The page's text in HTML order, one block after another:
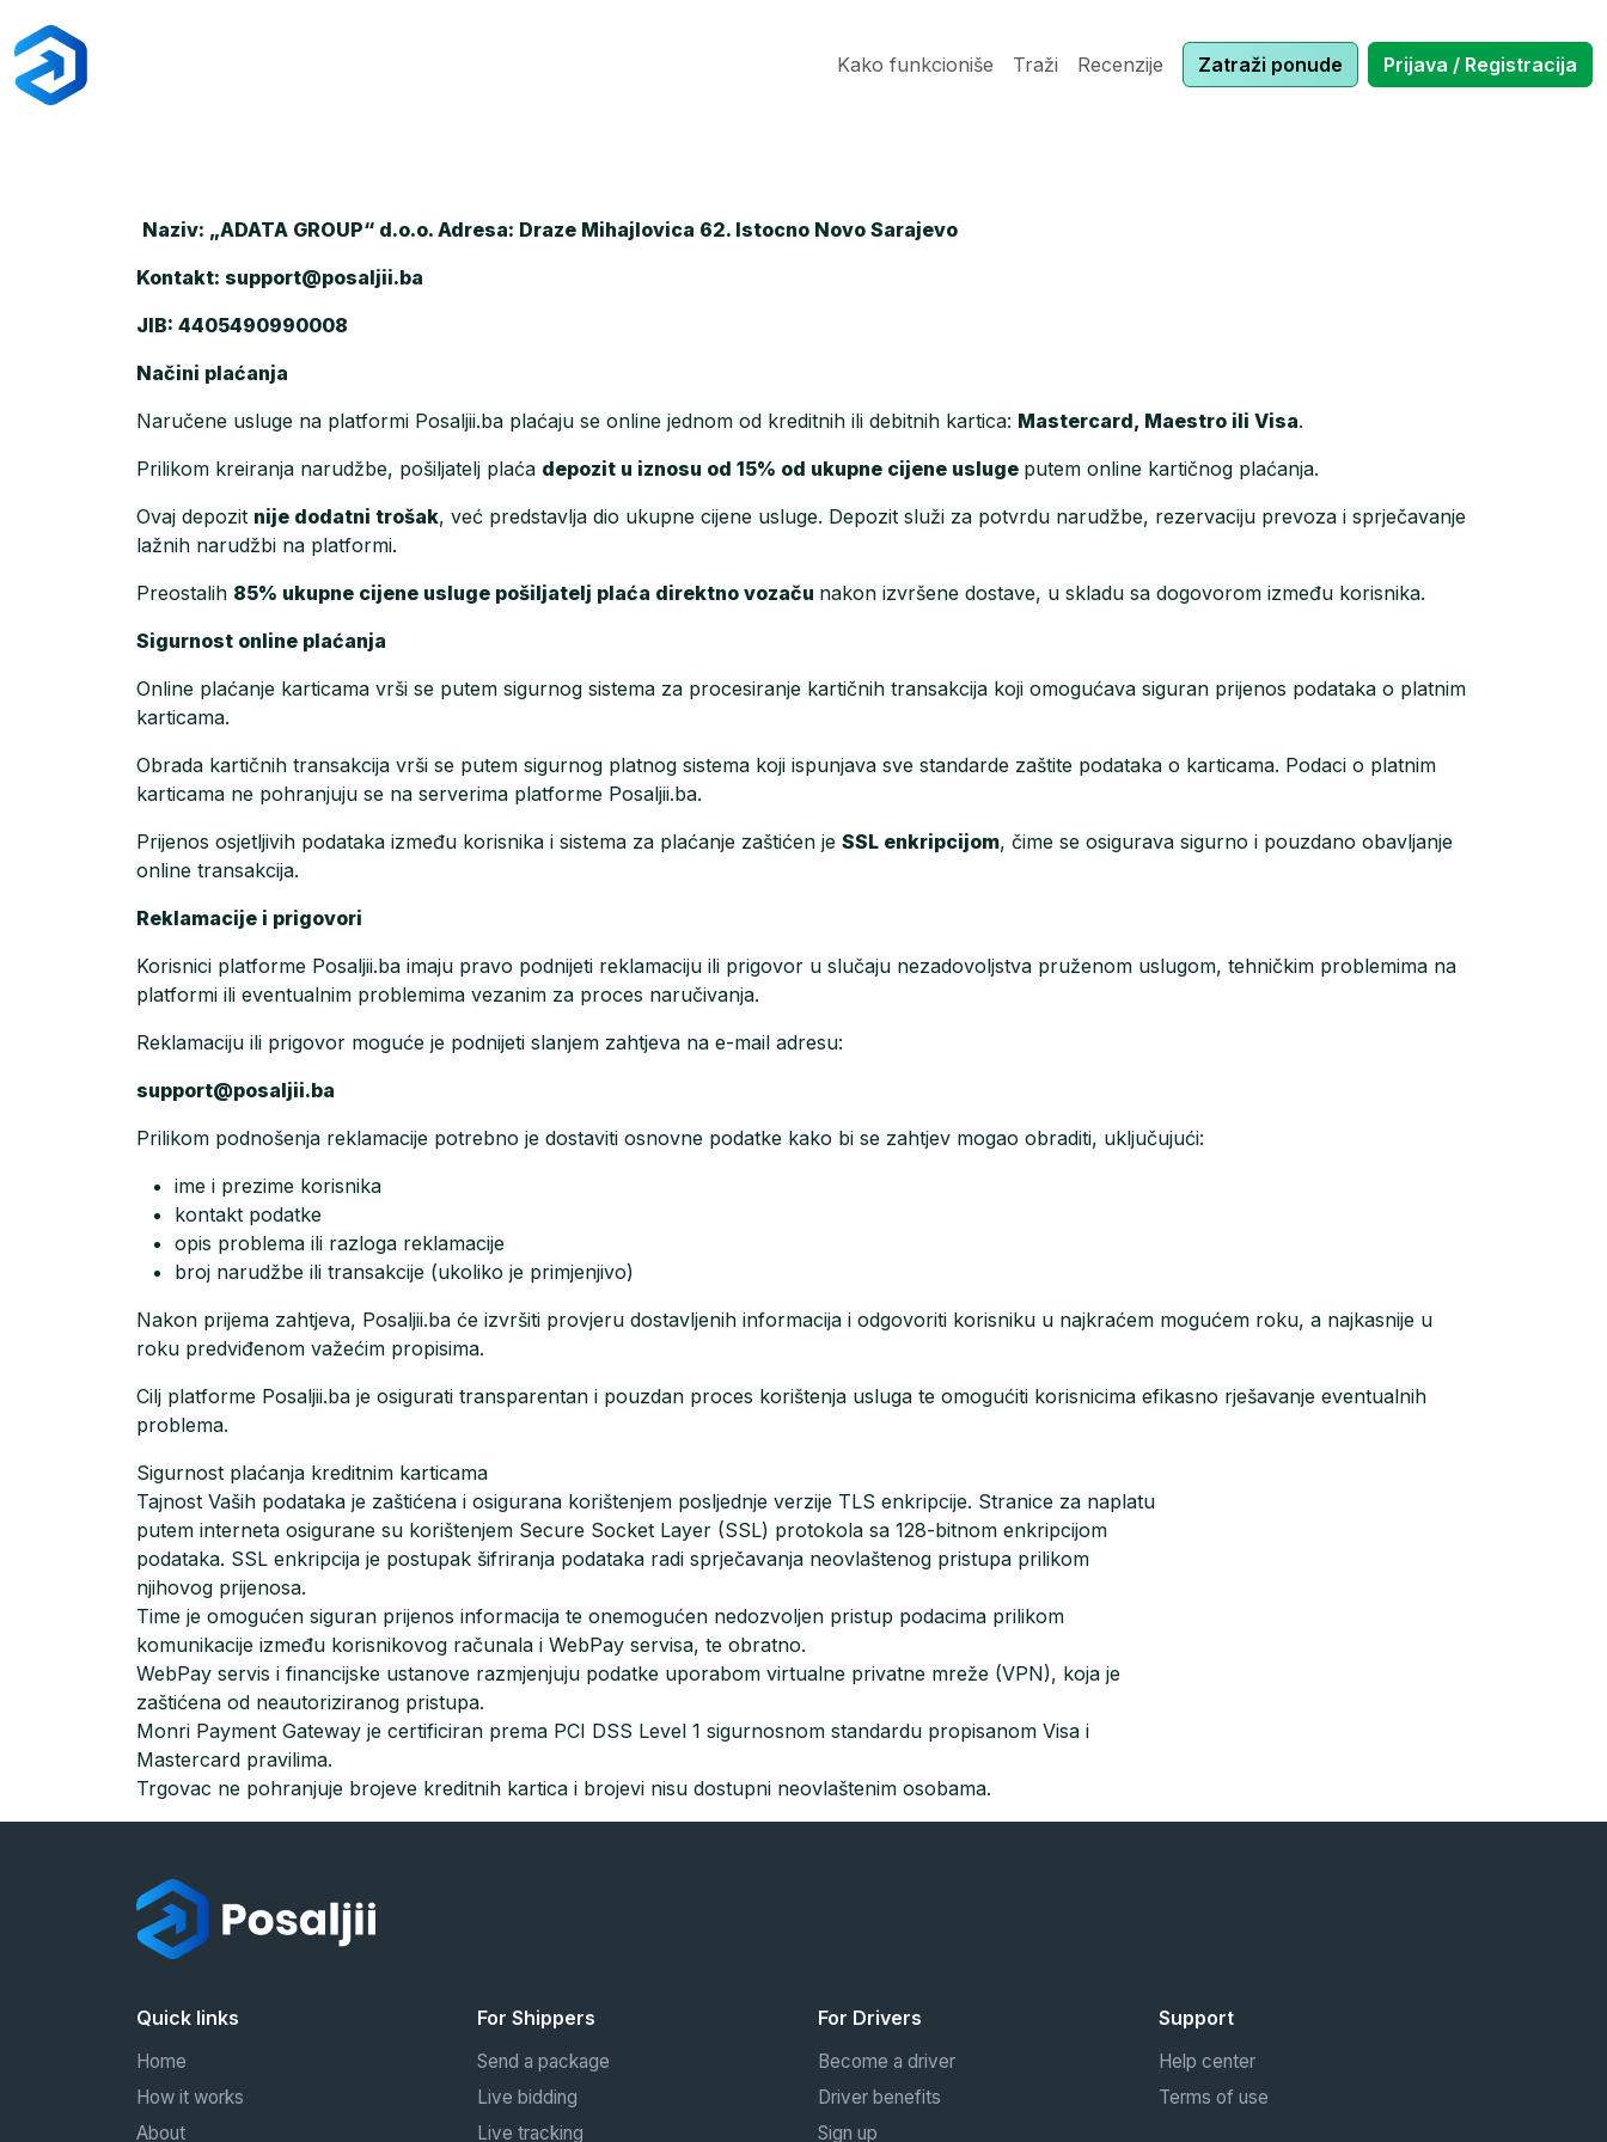
Kako funkcioniše Traži Recenzije Zatraži ponude Prijava / Registracija
Naziv: „ADATA GROUP“ d.o.o. Adresa: Draze Mihajlovica 62. Istocno Novo Sarajevo
Kontakt: support@posaljii.ba
JIB: 4405490990008
Načini plaćanja
Naručene usluge na platformi Posaljii.ba plaćaju se online jednom od kreditnih ili debitnih kartica: Mastercard, Maestro ili Visa.
Prilikom kreiranja narudžbe, pošiljatelj plaća depozit u iznosu od 15% od ukupne cijene usluge putem online kartičnog plaćanja.
Ovaj depozit nije dodatni trošak, već predstavlja dio ukupne cijene usluge. Depozit služi za potvrdu narudžbe, rezervaciju prevoza i sprječavanje
lažnih narudžbi na platformi.
Preostalih 85% ukupne cijene usluge pošiljatelj plaća direktno vozaču nakon izvršene dostave, u skladu sa dogovorom između korisnika.
Sigurnost online plaćanja
Online plaćanje karticama vrši se putem sigurnog sistema za procesiranje kartičnih transakcija koji omogućava siguran prijenos podataka o platnim
karticama.
Obrada kartičnih transakcija vrši se putem sigurnog platnog sistema koji ispunjava sve standarde zaštite podataka o karticama. Podaci o platnim
karticama ne pohranjuju se na serverima platforme Posaljii.ba.
Prijenos osjetljivih podataka između korisnika i sistema za plaćanje zaštićen je SSL enkripcijom, čime se osigurava sigurno i pouzdano obavljanje
online transakcija.
Reklamacije i prigovori
Korisnici platforme Posaljii.ba imaju pravo podnijeti reklamaciju ili prigovor u slučaju nezadovoljstva pruženom uslugom, tehničkim problemima na
platformi ili eventualnim problemima vezanim za proces naručivanja.
Reklamaciju ili prigovor moguće je podnijeti slanjem zahtjeva na e-mail adresu:
support@posaljii.ba
Prilikom podnošenja reklamacije potrebno je dostaviti osnovne podatke kako bi se zahtjev mogao obraditi, uključujući:
ime i prezime korisnika
kontakt podatke
opis problema ili razloga reklamacije
broj narudžbe ili transakcije (ukoliko je primjenjivo)
Nakon prijema zahtjeva, Posaljii.ba će izvršiti provjeru dostavljenih informacija i odgovoriti korisniku u najkraćem mogućem roku, a najkasnije u
roku predviđenom važećim propisima.
Cilj platforme Posaljii.ba je osigurati transparentan i pouzdan proces korištenja usluga te omogućiti korisnicima efikasno rješavanje eventualnih
problema.
Sigurnost plaćanja kreditnim karticama
Tajnost Vaših podataka je zaštićena i osigurana korištenjem posljednje verzije TLS enkripcije. Stranice za naplatu
putem interneta osigurane su korištenjem Secure Socket Layer (SSL) protokola sa 128-bitnom enkripcijom
podataka. SSL enkripcija je postupak šifriranja podataka radi sprječavanja neovlaštenog pristupa prilikom
njihovog prijenosa.
Time je omogućen siguran prijenos informacija te onemogućen nedozvoljen pristup podacima prilikom
komunikacije između korisnikovog računala i WebPay servisa, te obratno.
WebPay servis i financijske ustanove razmjenjuju podatke uporabom virtualne privatne mreže (VPN), koja je
zaštićena od neautoriziranog pristupa.
Monri Payment Gateway je certificiran prema PCI DSS Level 1 sigurnosnom standardu propisanom Visa i
Mastercard pravilima.
Trgovac ne pohranjuje brojeve kreditnih kartica i brojevi nisu dostupni neovlaštenim osobama.
Quick links
Home
How it works
About
For Shippers
Send a package
Live bidding
Live tracking
For Drivers
Become a driver
Driver benefits
Sign up
Support
Help center
Terms of use